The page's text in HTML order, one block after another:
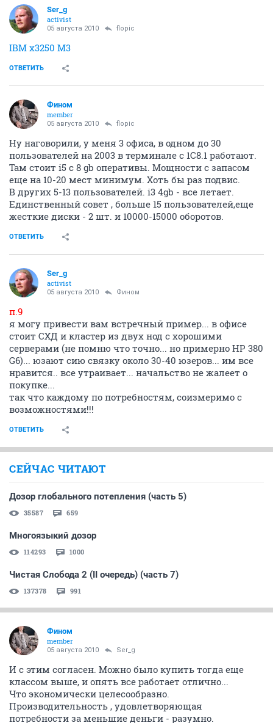
Ser_g
activist
05 августа 2010 flopic
IBM x3250 M3
ОТВЕТИТЬ
Фином
member
05 августа 2010 flopic
Ну наговорили, у меня 3 офиса, в одном до 30
пользователей на 2003 в терминале с 1С8.1 работают.
Там стоит i5 c 8 gb оперативы. Мощности с запасом
еще на 10-20 мест минимум. Хоть бы раз подвис.
В других 5-13 пользователей. i3 4gb - все летает.
Единственный совет , больше 15 пользователей,еще
жесткие диски - 2 шт. и 10000-15000 оборотов.
ОТВЕТИТЬ
Ser_g
activist
05 августа 2010 Фином
п.9
я могу привести вам встречный пример... в офисе
стоит СХД и кластер из двух нод с хорошими
серверами (не помню что точно... но примерно HP 380
G6)... юзают сию связку около 30-40 юзеров... им все
нравится.. все утраивает... начальство не жалеет о
покупке...
так что каждому по потребностям, соизмеримо с
возможностями!!!
ОТВЕТИТЬ
СЕЙЧАС ЧИТАЮТ
Дозор глобального потепления (часть 5)
35587 659
Многоязыкий дозор
114293 1000
Чистая Слобода 2 (II очередь) (часть 7)
137378 991
Фином
member
05 августа 2010 Ser_g
И с этим согласен. Можно было купить тогда еще
классом выше, и опять все работает отлично...
Что экономически целесообразно.
Производительность , удовлетворяющая
потребности за меньшие деньги - разумно.